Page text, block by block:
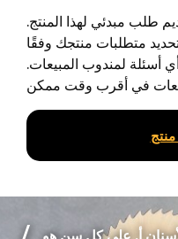
طلب مبدئي لهذا المنتج.
متطلبات منتجك وفقًا
أسئلة لمندوب المبيعات.
أ. على كل سن هو